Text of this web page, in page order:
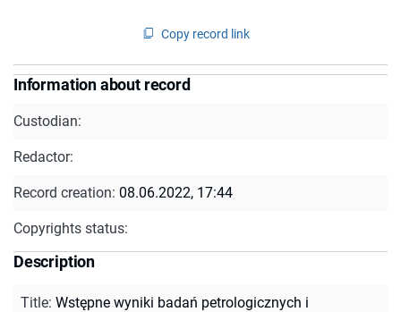
Copy record link
Information about record
Custodian:
Redactor:
Record creation: 08.06.2022, 17:44
Copyrights status:
Description
Title: Wstępne wyniki badań petrologicznych i